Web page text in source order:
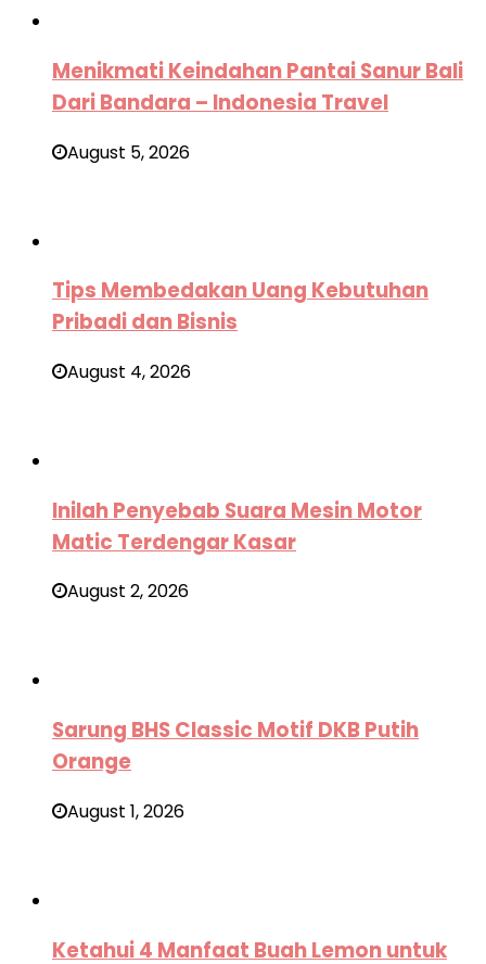
Menikmati Keindahan Pantai Sanur Bali
Dari Bandara – Indonesia Travel
August 5, 2026
Tips Membedakan Uang Kebutuhan
Pribadi dan Bisnis
August 4, 2026
Inilah Penyebab Suara Mesin Motor
Matic Terdengar Kasar
August 2, 2026
Sarung BHS Classic Motif DKB Putih
Orange
August 1, 2026
Ketahui 4 Manfaat Buah Lemon untuk